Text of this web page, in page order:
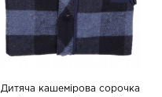
Дитяча кашемірова сорочка